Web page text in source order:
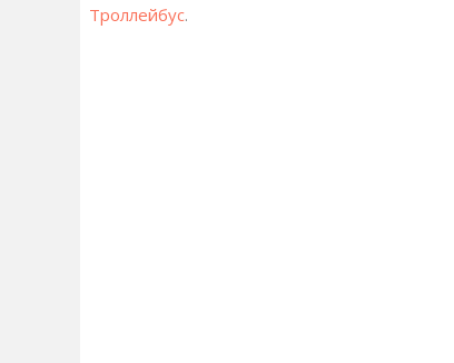
Троллейбус.